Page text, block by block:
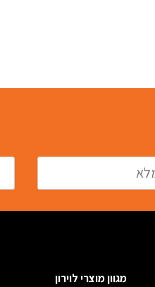
מגוון מוצרי לוירון